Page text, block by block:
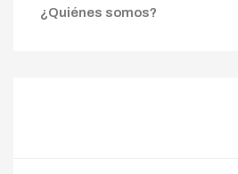
¿Quiénes somos?